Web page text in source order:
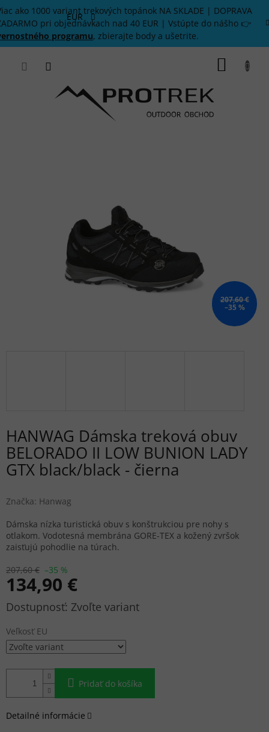
Prejsť
na
obsah
ako 1000 variant trekových topánok NA SKLADE | DOPRAVA
pri objednávkach nad 40 EUR | Vstúpte do nášho 👉
programu, zbierajte body a ušetrite.
EUR
207,60 €
–35 %
HANWAG Dámska treková obuv
BELORADO II LOW BUNION LADY
GTX black/black - čierna
Značka: Hanwag
207,60 € –35 %
134,90 €
Jednotková
Zvoľte variant
Veľkosť EU
Pridať do košíka
Dámska nízka turistická obuv s konštrukciou pre nohy s
otlakom. Vodotesná membrána GORE-TEX a kožený zvršok
zaisťujú pohodlie na túrach.
Detailné informácie